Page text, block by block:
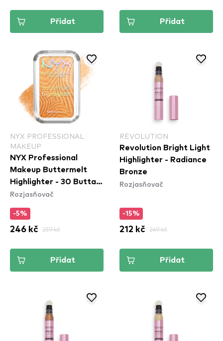
Přidat Přidat
NYX PROFESSIONAL
MAKEUP
NYX Professional
Makeup Buttermelt
Highlighter - 30 Butta
Bling
Rozjasňovač
-5%
246 kč 259 kč
Přidat
REVOLUTION
Revolution Bright Light
Highlighter - Radiance
Bronze
Rozjasňovač
-15%
212 kč 249 kč
Přidat